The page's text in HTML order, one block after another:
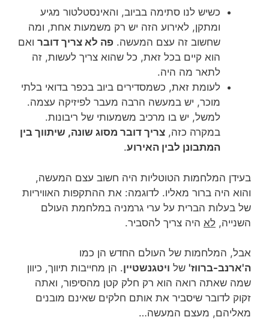
כשיש לנו סתימה בביוב, והאינסטלטור מגיע
ומתקן, לאירוע הזה יש רק משמעות אחת, ומה
שחשוב זה עצם המעשה. פה לא צריך דובר ואם
הוא קיים בכל זאת, כל שהוא צריך לעשות, זה
לתאר מה היה.
לעומת זאת, כשמסדירים ביוב בכפר בדואי בלתי
מוכר, יש במעשה הרבה מעבר לפיזיקה עצמה.
למשל, יש בו מרכיב משמעותי של ריבונות.
במקרה כזה, צריך דובר מסוג שונה, שיתווך בין
המתבונן לבין האירוע.
בעידן המלחמות הטוטליות היה חשוב עצם המעשה,
והוא היה ברור מאליו. לדוגמה: את ההתקפות האוויריות
של בעלות הברית על ערי גרמניה במלחמת העולם
השנייה, לא היה צריך להסביר.
אבל, המלחמות של העולם החדש הן כמו
ה'ארנב-ברווז' של ויטגנשטיין. הן מחייבות תיווך, כיוון
שמה שאתה רואה הוא רק חלק קטן מהסיפור, ואתה
זקוק לדובר שיסביר את אותם חלקים שאינם מובנים
מאליהם, מעצם המעשה…